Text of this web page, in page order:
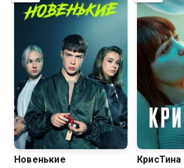
7.2 5.1
Новенькие
6.3 7.4
КрисТина